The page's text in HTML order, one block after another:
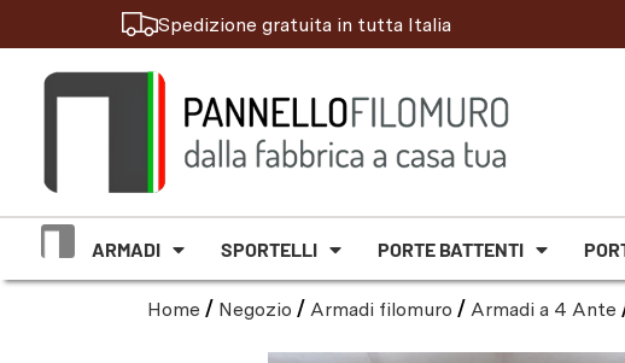
Spedizione gratuita in tutta Italia
ARMADI SPORTELLI PORTE BATTENTI
Home / Negozio / Armadi filomuro / Armadi a 4 Ante